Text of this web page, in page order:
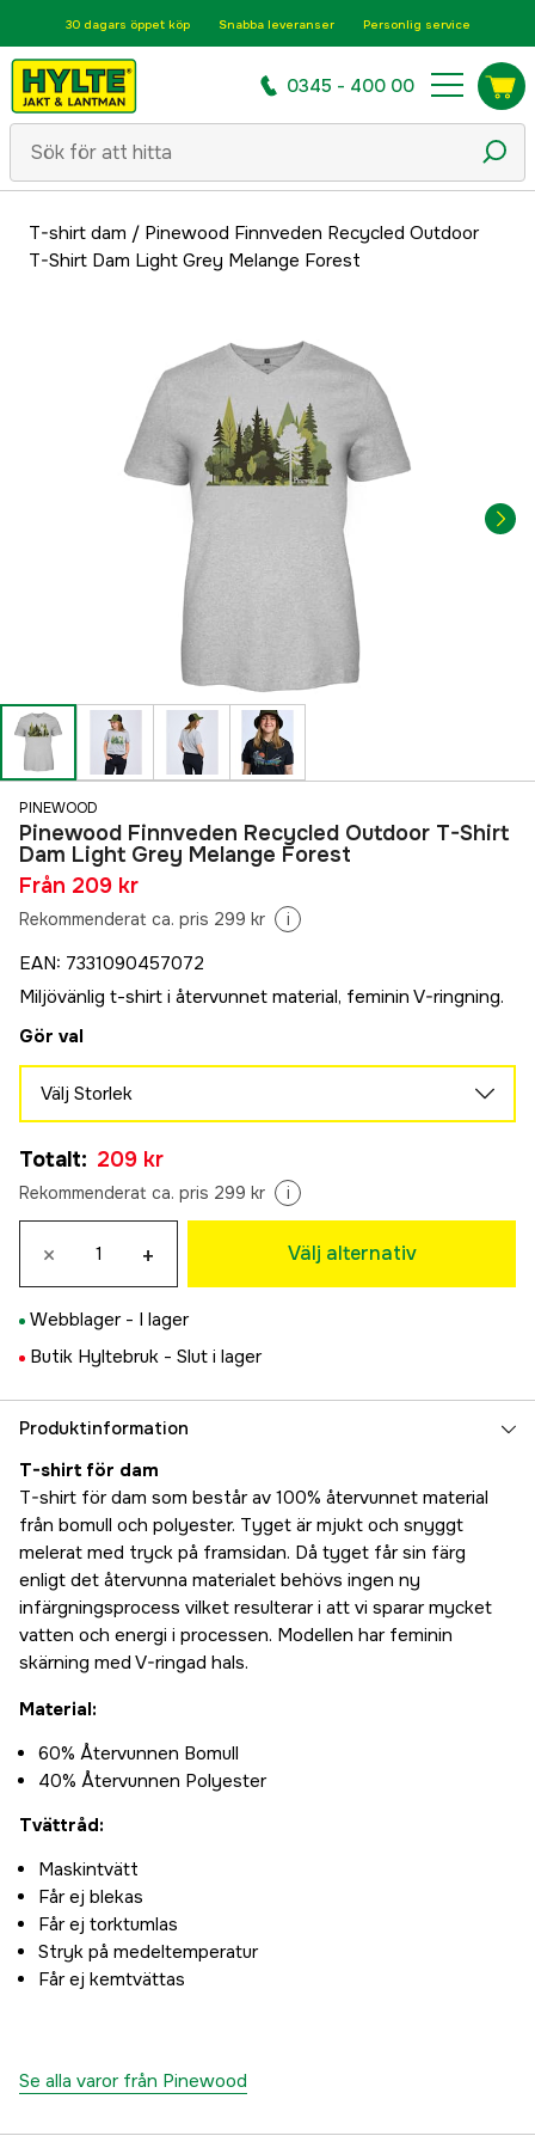
30 dagars öppet köp Snabba leveranser Personlig service
0345 - 400 00
T-shirt dam / Pinewood Finnveden Recycled Outdoor
T-Shirt Dam Light Grey Melange Forest
PINEWOOD
Pinewood Finnveden Recycled Outdoor T-Shirt
Dam Light Grey Melange Forest
Från 209 kr
Rekommenderat ca. pris 299 kr i
EAN: 7331090457072
Miljövänlig t-shirt i återvunnet material, feminin V-ringning.
Gör val
Välj Storlek
209 kr
S
209 kr
209 kr
XL
XXL
209 kr
Totalt: 209 kr
Rekommenderat ca. pris 299 kr i
× + Välj alternativ
Webblager - I lager
Butik Hyltebruk - Slut i lager
Produktinformation
T-shirt för dam
T-shirt för dam som består av 100% återvunnet material
från bomull och polyester. Tyget är mjukt och snyggt
melerat med tryck på framsidan. Då tyget får sin färg
enligt det återvunna materialet behövs ingen ny
infärgningsprocess vilket resulterar i att vi sparar mycket
vatten och energi i processen. Modellen har feminin
skärning med V-ringad hals.
Material:
60% Återvunnen Bomull
40% Återvunnen Polyester
Tvättråd:
Maskintvätt
Får ej blekas
Får ej torktumlas
Stryk på medeltemperatur
Får ej kemtvättas
Se alla varor från Pinewood